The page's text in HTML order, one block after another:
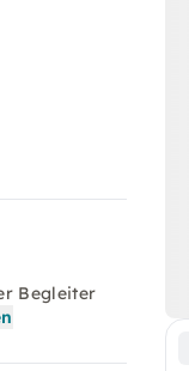
Begleiter